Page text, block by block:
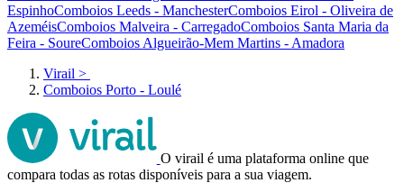
EspinhoComboios Leeds - ManchesterComboios Eirol - Oliveira de
AzeméisComboios Malveira - CarregadoComboios Santa Maria da
Feira - SoureComboios Algueirão-Mem Martins - Amadora
Virail >
Comboios Porto - Loulé
O virail é uma plataforma online que
compara todas as rotas disponíveis para a sua viagem.